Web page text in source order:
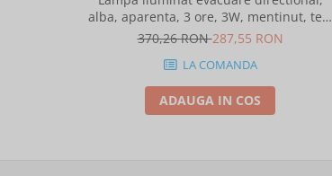
alba, aparenta, 3 ore, 3W, mentinut, test
automat, IP20, Intelight 90385
370,26 RON287,55 RON
LA COMANDA
ADAUGA IN COS